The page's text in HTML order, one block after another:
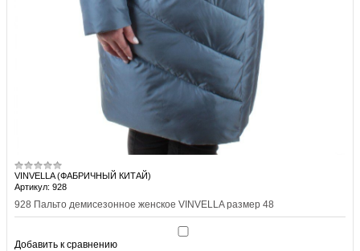
VINVELLA (ФАБРИЧНЫЙ КИТАЙ)
Артикул: 928
928 Пальто демисезонное женское VINVELLA размер 48
Добавить к сравнению